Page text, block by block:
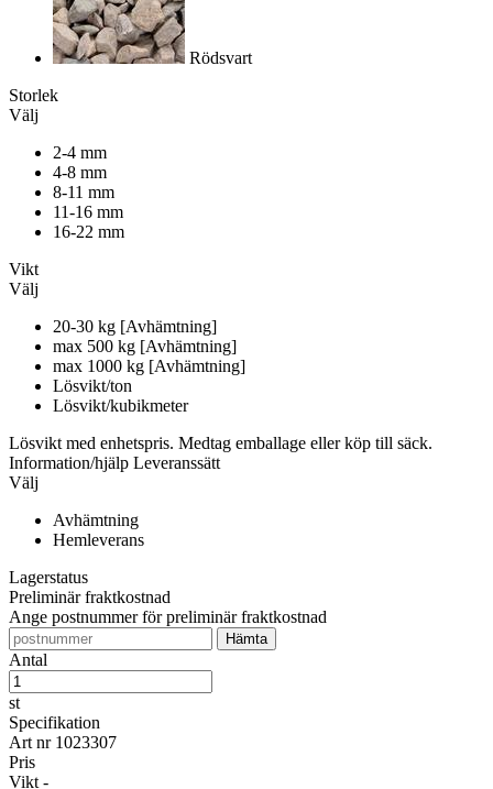
Rödsvart
Storlek
Välj
2-4 mm
4-8 mm
8-11 mm
11-16 mm
16-22 mm
Vikt
Välj
20-30 kg [Avhämtning]
max 500 kg [Avhämtning]
max 1000 kg [Avhämtning]
Lösvikt/ton
Lösvikt/kubikmeter
Lösvikt med enhetspris. Medtag emballage eller köp till säck.
Information/hjälp Leveranssätt
Välj
Avhämtning
Hemleverans
Lagerstatus
Preliminär fraktkostnad
Ange postnummer för preliminär fraktkostnad
Antal
st
Specifikation
Art nr 1023307
Pris
Vikt -